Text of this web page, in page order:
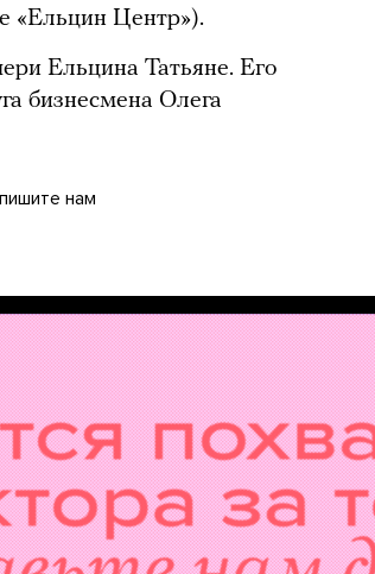
«Ельцин Центр»).
Ельцина Татьяне. Его
бизнесмена Олега
нам